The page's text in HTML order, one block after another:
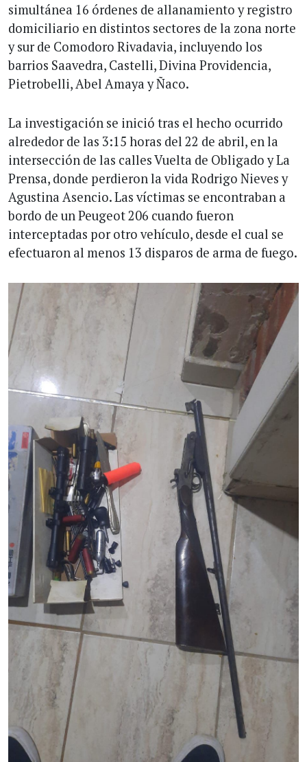
simultánea 16 órdenes de allanamiento y registro
domiciliario en distintos sectores de la zona norte
y sur de Comodoro Rivadavia, incluyendo los
barrios Saavedra, Castelli, Divina Providencia,
Pietrobelli, Abel Amaya y Ñaco.
La investigación se inició tras el hecho ocurrido
alrededor de las 3:15 horas del 22 de abril, en la
intersección de las calles Vuelta de Obligado y La
Prensa, donde perdieron la vida Rodrigo Nieves y
Agustina Asencio. Las víctimas se encontraban a
bordo de un Peugeot 206 cuando fueron
interceptadas por otro vehículo, desde el cual se
efectuaron al menos 13 disparos de arma de fuego.